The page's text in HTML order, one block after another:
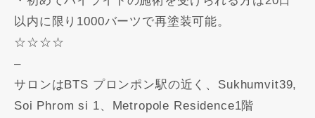
以内に限り1000バーツで再塗装可能。
☆☆☆☆
–
サロンはBTS プロンポン駅の近く、Sukhumvit39,
Soi Phrom si 1、Metropole Residence1階